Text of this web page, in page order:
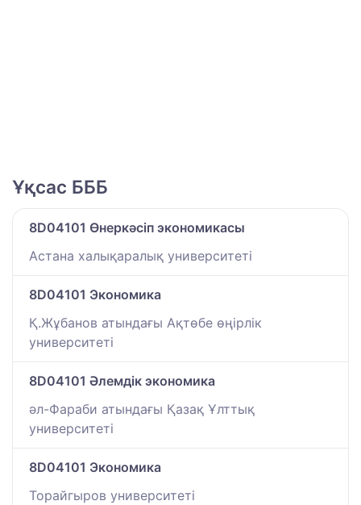
Ұқсас БББ
8D04101 Өнеркәсіп экономикасы
Астана халықаралық университеті
8D04101 Экономика
Қ.Жұбанов атындағы Ақтөбе өңірлік
университеті
8D04101 Әлемдік экономика
әл-Фараби атындағы Қазақ Ұлттық
университеті
8D04101 Экономика
Торайгыров университеті